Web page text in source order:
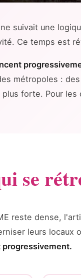
suivait une
Ce temps est
métropoles :
forte. Pour les
se
reste dense,
leurs locaux